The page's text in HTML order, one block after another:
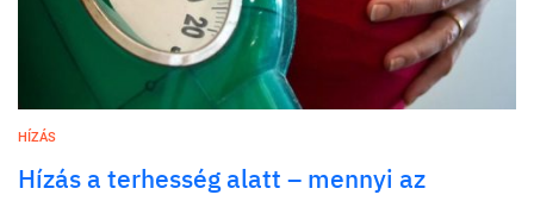
HÍZÁS
Hízás a terhesség alatt – mennyi az